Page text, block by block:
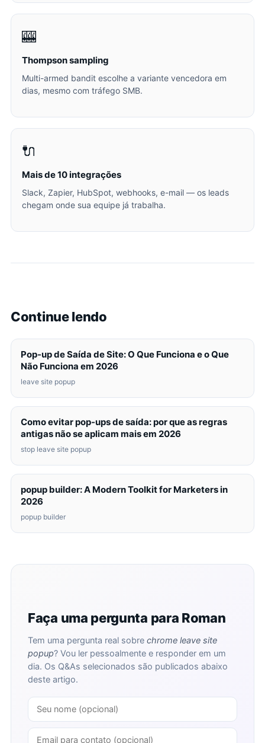
🎰
Thompson sampling
Multi-armed bandit escolhe a variante vencedora em
dias, mesmo com tráfego SMB.
🔌
Mais de 10 integrações
Slack, Zapier, HubSpot, webhooks, e-mail — os leads
chegam onde sua equipe já trabalha.
Continue lendo
Pop-up de Saída de Site: O Que Funciona e o Que
Não Funciona em 2026
leave site popup
Como evitar pop-ups de saída: por que as regras
antigas não se aplicam mais em 2026
stop leave site popup
popup builder: A Modern Toolkit for Marketers in
2026
popup builder
Faça uma pergunta para Roman
Tem uma pergunta real sobre chrome leave site
popup? Vou ler pessoalmente e responder em um
dia. Os Q&As selecionados são publicados abaixo
deste artigo.